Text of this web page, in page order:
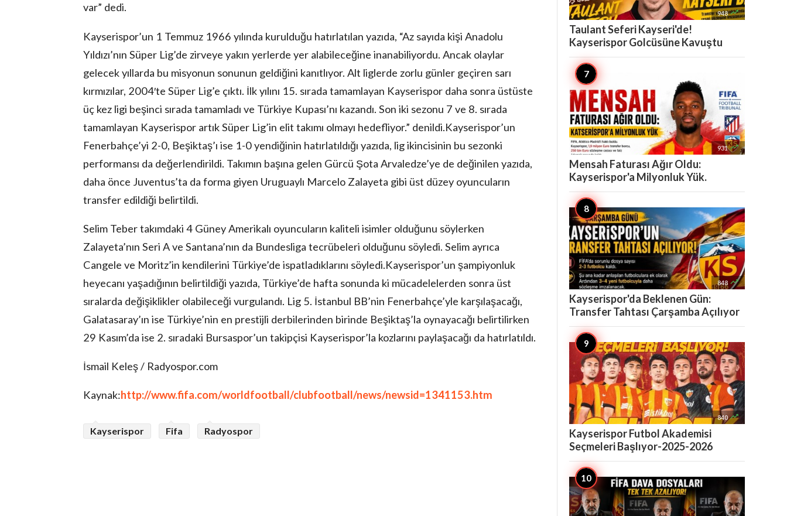
var” dedi.
Kayserispor’un 1 Temmuz 1966 yılında kurulduğu hatırlatılan yazıda, “Az sayıda kişi Anadolu
Yıldızı’nın Süper Lig’de zirveye yakın yerlerde yer alabileceğine inanabiliyordu. Ancak olaylar
gelecek yıllarda bu misyonun sonunun geldiğini kanıtlıyor. Alt liglerde zorlu günler geçiren sarı
kırmızılar, 2004′te Süper Lig’e çıktı. İlk yılını 15. sırada tamamlayan Kayserispor daha sonra üstüste
üç kez ligi beşinci sırada tamamladı ve Türkiye Kupası’nı kazandı. Son iki sezonu 7 ve 8. sırada
tamamlayan Kayserispor artık Süper Lig’in elit takımı olmayı hedefliyor.” denildi.Kayserispor’un
Fenerbahçe’yi 2-0, Beşiktaş’ı ise 1-0 yendiğinin hatırlatıldığı yazıda, lig ikincisinin bu sezonki
performansı da değerlendirildi. Takımın başına gelen Gürcü Şota Arvaledze’ye de değinilen yazıda,
daha önce Juventus’ta da forma giyen Uruguaylı Marcelo Zalayeta gibi üst düzey oyuncuların
transfer edildiği belirtildi.
Selim Teber takımdaki 4 Güney Amerikalı oyuncuların kaliteli isimler olduğunu söylerken
Zalayeta’nın Seri A ve Santana’nın da Bundesliga tecrübeleri olduğunu söyledi. Selim ayrıca
Cangele ve Moritz’in kendilerini Türkiye’de ispatladıklarını söyledi.Kayserispor’un şampiyonluk
heyecanı yaşadığının belirtildiği yazıda, Türkiye’de hafta sonunda ki mücadelelerden sonra üst
sıralarda değişiklikler olabileceği vurgulandı. Lig 5. İstanbul BB’nin Fenerbahçe’yle karşılaşacağı,
Galatasaray’ın ise Türkiye’nin en prestijli derbilerinden birinde Beşiktaş’la oynayacağı belirtilirken
29 Kasım’da ise 2. sıradaki Bursaspor’un takipçisi Kayserispor’la kozlarını paylaşacağı da hatırlatıldı.
İsmail Keleş / Radyospor.com
Kaynak:http://www.fifa.com/worldfootball/clubfootball/news/newsid=1341153.htm
Kayserispor Fifa Radyospor
948 
Taulant Seferi Kayseri'de!
Kayserispor Golcüsüne Kavuştu
931 
Mensah Faturası Ağır Oldu:
Kayserispor'a Milyonluk Yük.
848 
Kayserispor'da Beklenen Gün:
Transfer Tahtası Çarşamba Açılıyor
840 
Kayserispor Futbol Akademisi
Seçmeleri Başlıyor-2025-2026